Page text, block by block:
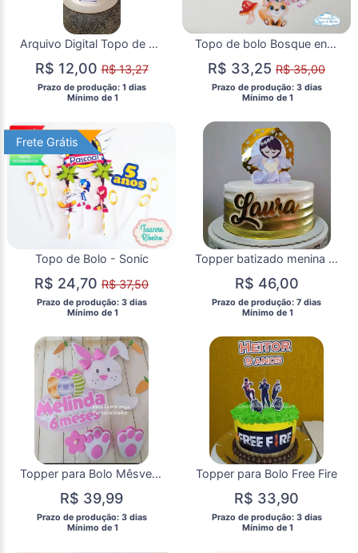
Arquivo Digital Topo de Bolo Conclusão de Mesvesário Menino
R$ 12,00R$ 13,27
Prazo de produção: 1 dias
  Mínimo de 1
Topo de bolo Bosque encantado
R$ 33,25 R$ 35,00
Prazo de produção: 3 dias
  Mínimo de 1
Frete Grátis
Frete Grátis
Topo de Bolo - Sonic
R$ 24,70 R$ 37,50
Prazo de produção: 3 dias
  Mínimo de 1
Topper batizado menina 3D
R$ 46,00
Prazo de produção: 7 dias
  Mínimo de 1
Topper para Bolo Mêsversario Coelho da Páscoa Menina Menino
R$ 39,99
Prazo de produção: 3 dias
  Mínimo de 1
Topper para Bolo Free Fire
R$ 33,90
Prazo de produção: 3 dias
  Mínimo de 1